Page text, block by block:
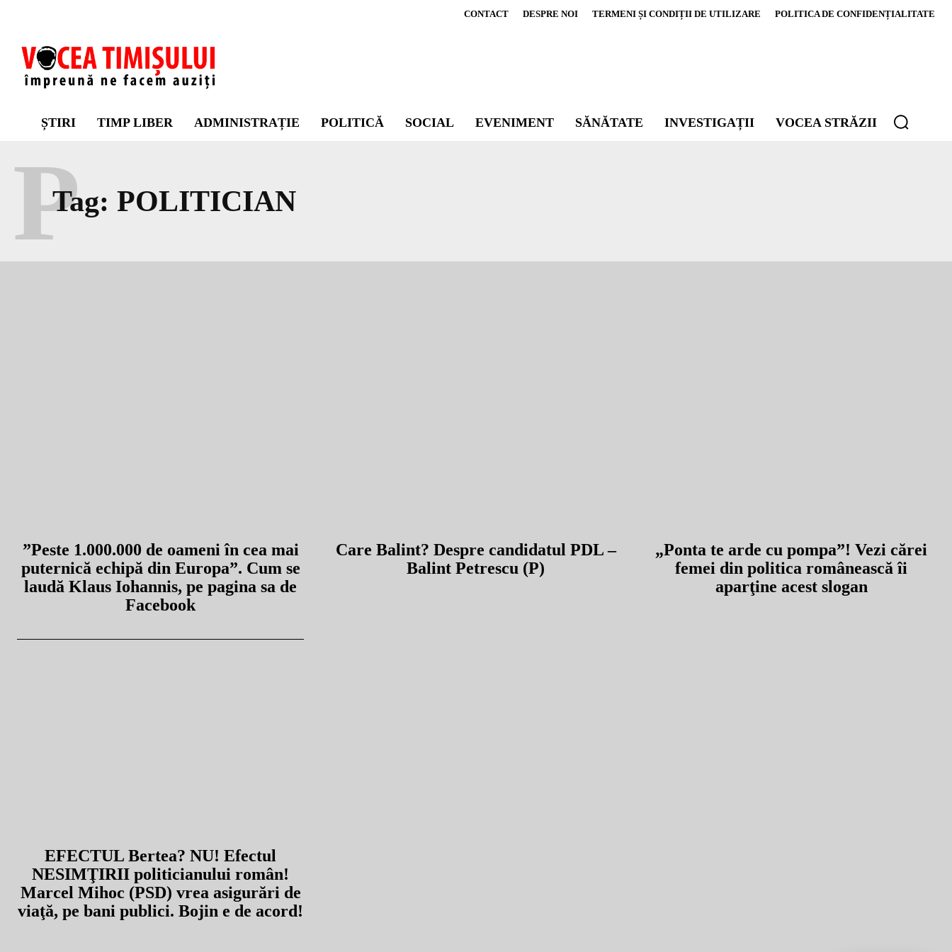
CONTACT DESPRE NOI TERMENI ȘI CONDIȚII DE UTILIZARE POLITICA DE CONFIDENȚIALITATE
ȘTIRI TIMP LIBER ADMINISTRAȚIE POLITICĂ SOCIAL EVENIMENT SĂNĂTATE INVESTIGAȚII VOCEA STRĂZII
Tag: POLITICIAN
P
”Peste 1.000.000 de oameni în cea mai
puternică echipă din Europa”. Cum se
laudă Klaus Iohannis, pe pagina sa de
Facebook
Care Balint? Despre candidatul PDL –
Balint Petrescu (P)
„Ponta te arde cu pompa”! Vezi cărei
femei din politica românească îi
aparţine acest slogan
EFECTUL Bertea? NU! Efectul
NESIMŢIRII politicianului român!
Marcel Mihoc (PSD) vrea asigurări de
viaţă, pe bani publici. Bojin e de acord!